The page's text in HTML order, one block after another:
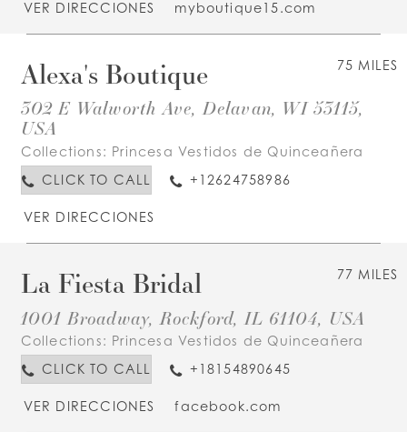
VER DIRECCIONES myboutique15.com
75 MILES
Alexa's Boutique
302 E Walworth Ave, Delavan, WI 53115,
USA
Collections: Princesa Vestidos de Quinceañera
CLICK TO CALL
+12624758986
VER DIRECCIONES
77 MILES
La Fiesta Bridal
1001 Broadway, Rockford, IL 61104, USA
Collections: Princesa Vestidos de Quinceañera
CLICK TO CALL
+18154890645
VER DIRECCIONES facebook.com